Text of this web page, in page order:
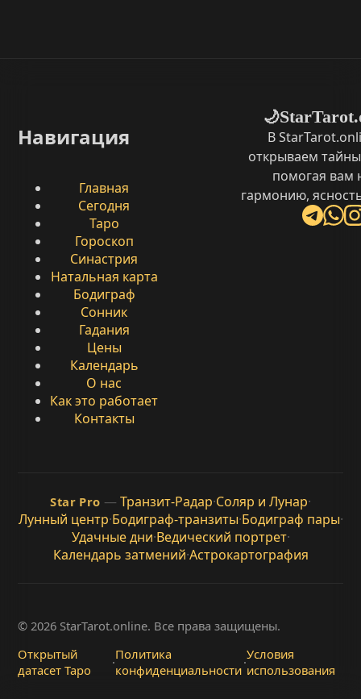
Навигация
Главная
Сегодня
Таро
Гороскоп
Синастрия
Натальная карта
Бодиграф
Сонник
Гадания
Цены
Календарь
О нас
Как это работает
Контакты
🌙
В
открываем
помогая вам
гармонию,
Star Pro — Транзит-Радар·Соляр и Лунар·
Лунный центр·Бодиграф-транзиты·Бодиграф пары·
Удачные дни·Ведический портрет·
Календарь затмений·Астрокартография
© 2026 StarTarot.online. Все права защищены.
Открытый
датасет Таро
·Политика
конфиденциальности·Условия
использования